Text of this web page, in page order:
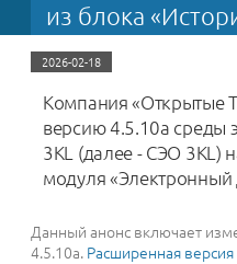
из блока
2026-02-18
Компания «Открытые
версию 4.5.10a среды
3KL (далее - СЭО 3KL)
модуля «Электронный
Данный анонс включает
4.5.10a. Расширенная версия